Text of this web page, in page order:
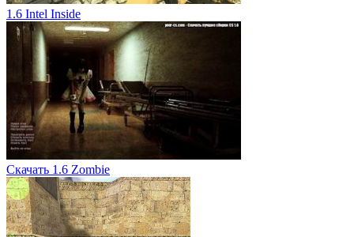
1.6 Intel Inside
Скачать 1.6 Zombie